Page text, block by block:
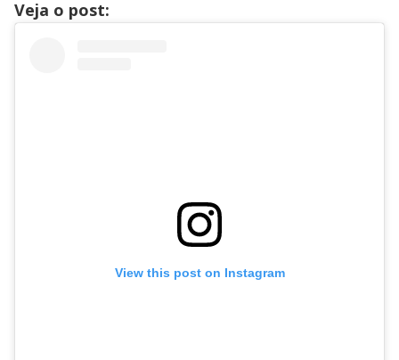
Veja o post:
View this post on Instagram